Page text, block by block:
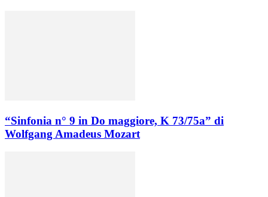
“Sinfonia n° 9 in Do maggiore, K 73/75a” di
Wolfgang Amadeus Mozart